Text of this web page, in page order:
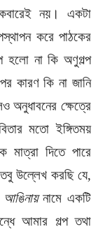
নয়। একটা
করে পাঠকের
হলো না কি অণুগল্প
কারণ কি না জানি
অনুধাবনের ক্ষেত্রে
মতো ইঙ্গিতময়
মাত্রা দিতে পারে
উল্লেখ করছি যে,
আঙিনায়নামে একটি
আমার গল্প তথা